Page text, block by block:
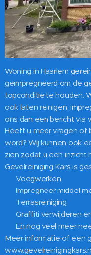
Woning in Haarlem
geïmpregneerd om de
topconditie te houden.
ook laten reinigen,
ons dan een bericht via
Heeft u meer vragen of
word? Wij kunnen ook
zien zodat u een inzicht
Gevelreiniging Kars is
✅ Voegwerken
✅ Impregneer middel
✅ Terrasreiniging
✅ Graffiti verwijderen
✅ En nog veel meer
Meer informatie of een